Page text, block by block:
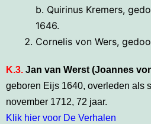
b. Quirinus Kremers,
1646.
Cornelis von Wers,
K.3. Jan van Werst (Joannes
geboren Eijs 1640, overleden als
november 1712, 72 jaar.
Klik hier voor De Verhalen